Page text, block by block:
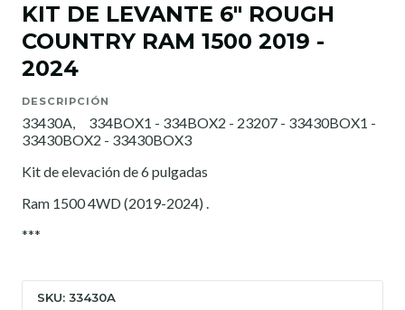
KIT DE LEVANTE 6" ROUGH
COUNTRY RAM 1500 2019 -
2024
DESCRIPCIÓN
33430A, 334BOX1 - 334BOX2 - 23207 - 33430BOX1 -
33430BOX2 - 33430BOX3
Kit de elevación de 6 pulgadas
Ram 1500 4WD (2019-2024) .
***
SKU: 33430A